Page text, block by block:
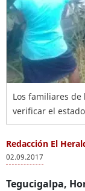
Los familiares
verificar el
Redacción El
02.09.2017
Tegucigalpa,